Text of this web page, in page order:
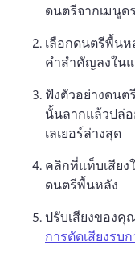
ดนตรีจากเมนูด
เลือกดนตรีพื้น
คำสำคัญลงใน
ฟังตัวอย่างดนต
นั้นลากแล้วปล่
เลเยอร์ล่างสุด
คลิกที่แท็บเสียง
ดนตรีพื้นหลัง
ปรับเสียงของคุ
การตัดเสียงรบ